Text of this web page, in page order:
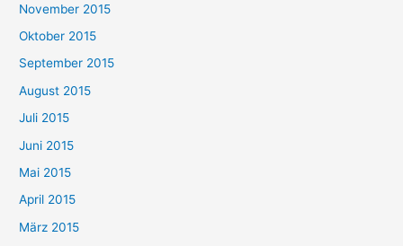
November 2015
Oktober 2015
September 2015
August 2015
Juli 2015
Juni 2015
Mai 2015
April 2015
März 2015